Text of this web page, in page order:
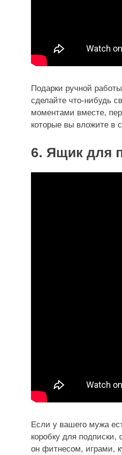
Подарки ручной
сделайте что-нибудь
моментами вместе,
которые вы вложите в
6. Ящик для
Если у вашего мужа
коробку для подписки,
он фитнесом, играми,